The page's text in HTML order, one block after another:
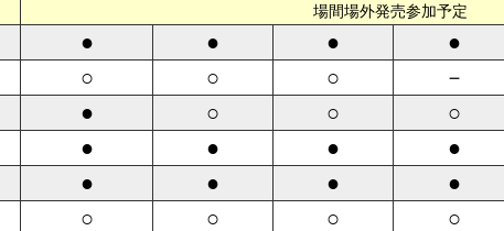
場間場外発売参加予定
● ● ● ●
○ ○ ○ －
● ○ ○ ○
● ● ● ●
● ● ● ●
○ ○ ○ ○